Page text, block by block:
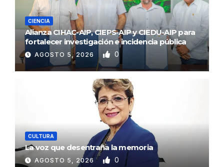
CIENCIA
Alianza CIHAC-AIP, CIEPS-AIP y CIEDU-AIP para
fortalecer investigación e incidencia pública
AGOSTO 5, 2026 0
CULTURA
La voz que desentraña la memoria
AGOSTO 5, 2026 0